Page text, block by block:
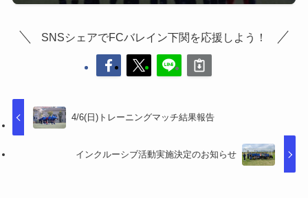
SNSシェアでFCバレイン下関を応援しよう！
4/6(日)トレーニングマッチ結果報告
インクルーシブ活動実施決定のお知らせ